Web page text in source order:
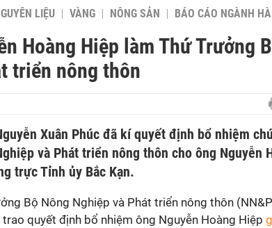
LIỆU VÀNG NÔNG SẢN BÁO CÁO NGÀNH
Hoàng Hiệp làm Thứ Trưởng
triển nông thôn
Xuân Phúc đã kí quyết định bổ nhiệm
và Phát triển nông thôn cho ông Nguyễn
trực Tỉnh ủy Bắc Kạn.
Bộ Nông Nghiệp và Phát triển nông thôn
quyết định bổ nhiệm ông Nguyễn Hoàng Hiệp